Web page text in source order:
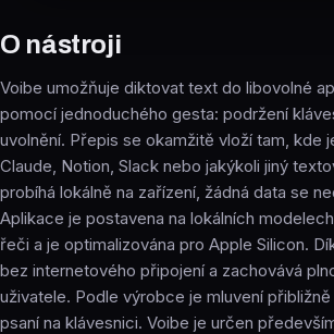
O nástroji
Voibe umožňuje diktovat text do libovolné
pomocí jednoduchého gesta: podržení
uvolnění. Přepis se okamžitě vloží tam, kde
Claude, Notion, Slack nebo jakýkoli jiný
probíhá lokálně na zařízení, žádná data se
Aplikace je postavena na lokálních
řeči a je optimalizována pro Apple Silicon.
bez internetového připojení a zachovává
uživatele. Podle výrobce je mluvení
psaní na klávesnici. Voibe je určen